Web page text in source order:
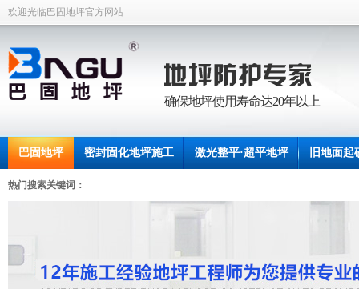
欢迎光临巴固地坪官方网站
确保地坪使用寿命达20年以上
巴固地坪 密封固化地坪施工 激光整平·超平地坪 旧地面起
联系中坡
热门搜索关键词：